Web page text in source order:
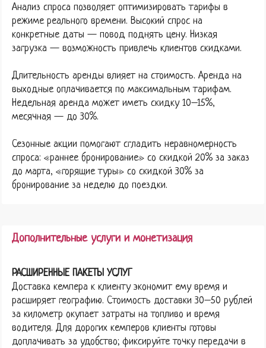
Анализ спроса позволяет оптимизировать тарифы в
режиме реального времени. Высокий спрос на
конкретные даты — повод поднять цену. Низкая
загрузка — возможность привлечь клиентов скидками.
Длительность аренды влияет на стоимость. Аренда на
выходные оплачивается по максимальным тарифам.
Недельная аренда может иметь скидку 10–15%,
месячная — до 30%.
Сезонные акции помогают сгладить неравномерность
спроса: «раннее бронирование» со скидкой 20% за заказ
до марта, «горящие туры» со скидкой 30% за
бронирование за неделю до поездки.
Дополнительные услуги и монетизация
РАСШИРЕННЫЕ ПАКЕТЫ УСЛУГ
Доставка кемпера к клиенту экономит ему время и
расширяет географию. Стоимость доставки 30–50 рублей
за километр окупает затраты на топливо и время
водителя. Для дорогих кемперов клиенты готовы
доплачивать за удобство; фиксируйте точку передачи в